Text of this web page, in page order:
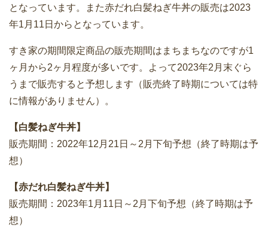
となっています。また赤だれ白髪ねぎ牛丼の販売は2023
年1月11日からとなっています。
すき家の期間限定商品の販売期間はまちまちなのですが1
ヶ月から2ヶ月程度が多いです。よって2023年2月末ぐら
うまで販売すると予想します（販売終了時期については特
に情報がありません）。
【白髪ねぎ牛丼】
販売期間：2022年12月21日～2月下旬予想（終了時期は予
想）
【赤だれ白髪ねぎ牛丼】
販売期間：2023年1月11日～2月下旬予想（終了時期は予
想）